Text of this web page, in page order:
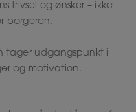
trivsel og ønsker – ikke
borgeren.
tager udgangspunkt i
og motivation.